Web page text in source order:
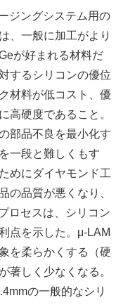
ジングシステム用の
、一般に加工がより
が好まれる材料だ
するシリコンの優位
材料が低コスト、優
高硬度であること。
部品不良を最小化す
一段と難しくもす
めにダイヤモンド工
の品質が悪くなり、
ロセスは、シリコン
点を示した。μ-LAM
を柔らかくする（硬
著しく少なくなる。
の一般的なシリ